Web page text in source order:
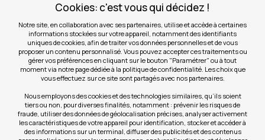
Cookies: c'est vous qui décidez !
Notre site, en collaboration avec ses partenaires, utilise et accède à certaines
informations stockées sur votre appareil, notamment des identifiants
uniques de cookies, afin de traiter vos données personnelles et de vous
proposer un contenu personnalisé. Vous pouvez accepter ces traitements ou
gérer vos préférences en cliquant sur le bouton "Paramétrer" ou à tout
moment via notre page dédiée à la politique de confidentialité. Les choix que
vous effectuez sur ce site sont partagés avec nos partenaires.
Nous employons des cookies et des technologies similaires, qu’ils soient
tiers ou non, pour diverses finalités, notamment : prévenir les risques de
fraude, utiliser des données de géolocalisation précises, analyser activement
les caractéristiques de votre appareil pour identification, stocker et accéder à
des informations sur un terminal, diffuser des publicités et des contenus
S'INSCRIRE AUX OFFRES COMMERCIALES
Inscription
notre
newsletter
Valider
NOS SITES